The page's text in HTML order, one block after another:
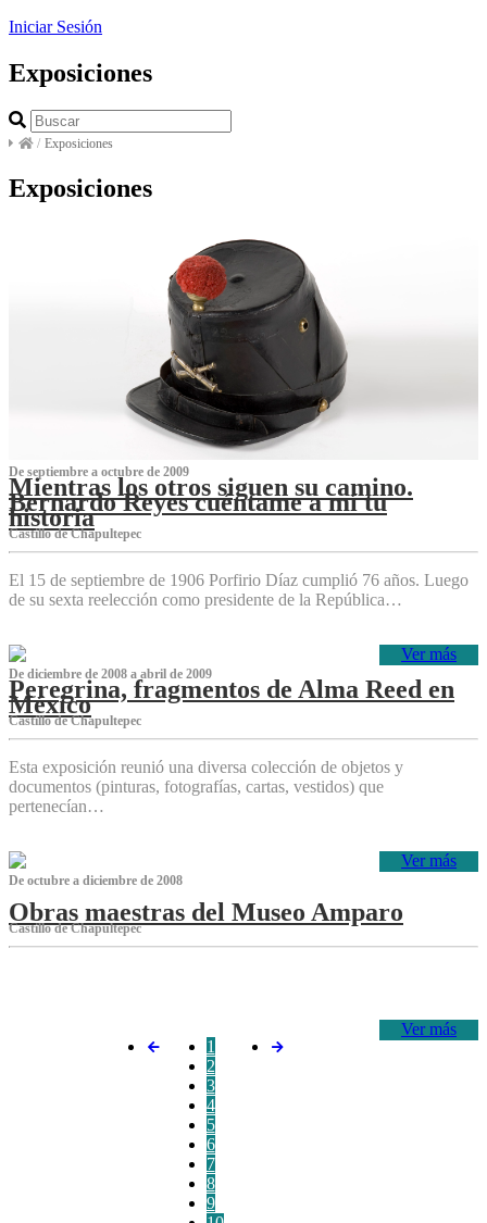
Iniciar Sesión
Exposiciones
/ Exposiciones
Exposiciones
De septiembre a octubre de 2009
Mientras los otros siguen su camino.
Bernardo Reyes cuéntame a mí tu
historia
Castillo de Chapultepec
El 15 de septiembre de 1906 Porfirio Díaz cumplió 76 años. Luego
de su sexta reelección como presidente de la República…
Ver más
De diciembre de 2008 a abril de 2009
Peregrina, fragmentos de Alma Reed en
México
Castillo de Chapultepec
Esta exposición reunió una diversa colección de objetos y
documentos (pinturas, fotografías, cartas, vestidos) que
pertenecían…
Ver más
De octubre a diciembre de 2008
Obras maestras del Museo Amparo
Castillo de Chapultepec
Ver más
1
2
3
4
5
6
7
8
9